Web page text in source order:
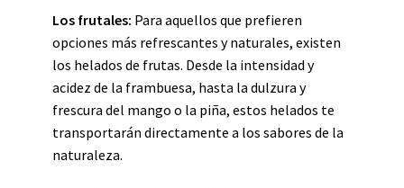
Los frutales: Para aquellos que prefieren
opciones más refrescantes y naturales, existen
los helados de frutas. Desde la intensidad y
acidez de la frambuesa, hasta la dulzura y
frescura del mango o la piña, estos helados te
transportarán directamente a los sabores de la
naturaleza.